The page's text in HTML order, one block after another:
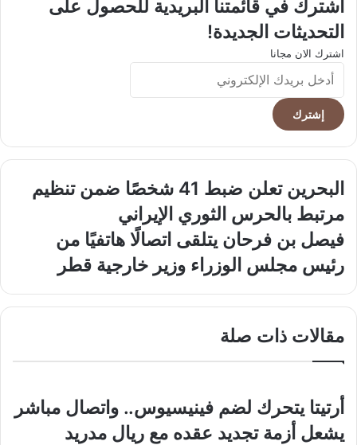
اشترك في قائمتنا البريدية للحصول على
التحديثات الجديدة!
اشترك الان مجانا
أدخل
بريدك
الإلكتروني
البحرين
تعلن
ضبط
41
شخصًا
ضمن
الثوري
البحرين تعلن ضبط 41 شخصًا ضمن تنظيم
مرتبط بالحرس الثوري الإيراني
فيصل
بن
فرحان
من
مجلس
وزير
خارجية
قطر
فيصل بن فرحان يتلقى اتصالًا هاتفيًا من
رئيس مجلس الوزراء وزير خارجية قطر
مقالات ذات صلة
أرتيتا يتحرك لضم فينيسيوس.. واتصال مباشر
يشعل أزمة تجديد عقده مع ريال مدريد